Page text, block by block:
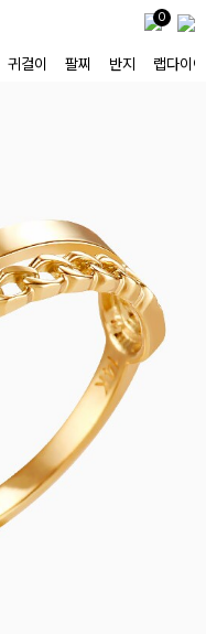
0
귀걸이 팔찌 반지 랩다이아